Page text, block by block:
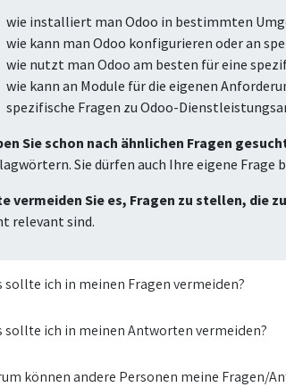
wie installiert man Odoo in bestimmten
wie kann man Odoo konfigurieren oder an
wie nutzt man Odoo am besten für eine
wie kann an Module für die eigenen
spezifische Fragen zu Odoo-
Sie schon nach ähnlichen Fragen
Sie dürfen auch Ihre eigene Frage
vermeiden Sie es, Fragen zu stellen, die
relevant sind.
sollte ich in meinen Fragen vermeiden?
sollte ich in meinen Antworten vermeiden?
können andere Personen meine Fragen/